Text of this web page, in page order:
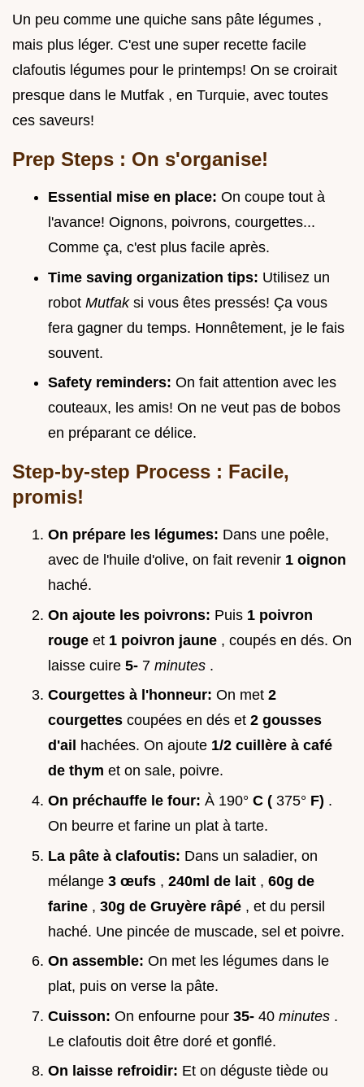
Un peu comme une quiche sans pâte légumes ,
mais plus léger. C'est une super recette facile
clafoutis légumes pour le printemps! On se croirait
presque dans le Mutfak , en Turquie, avec toutes
ces saveurs!
Prep Steps : On s'organise!
Essential mise en place: On coupe tout à
l'avance! Oignons, poivrons, courgettes...
Comme ça, c'est plus facile après.
Time saving organization tips: Utilisez un
robot Mutfak si vous êtes pressés! Ça vous
fera gagner du temps. Honnêtement, je le fais
souvent.
Safety reminders: On fait attention avec les
couteaux, les amis! On ne veut pas de bobos
en préparant ce délice.
Step-by-step Process : Facile,
promis!
On prépare les légumes: Dans une poêle,
avec de l'huile d'olive, on fait revenir 1 oignon
haché.
On ajoute les poivrons: Puis 1 poivron
rouge et 1 poivron jaune , coupés en dés. On
laisse cuire 5- 7 minutes .
Courgettes à l'honneur: On met 2
courgettes coupées en dés et 2 gousses
d'ail hachées. On ajoute 1/2 cuillère à café
de thym et on sale, poivre.
On préchauffe le four: À 190° C ( 375° F) .
On beurre et farine un plat à tarte.
La pâte à clafoutis: Dans un saladier, on
mélange 3 œufs , 240ml de lait , 60g de
farine , 30g de Gruyère râpé , et du persil
haché. Une pincée de muscade, sel et poivre.
On assemble: On met les légumes dans le
plat, puis on verse la pâte.
Cuisson: On enfourne pour 35- 40 minutes .
Le clafoutis doit être doré et gonflé.
On laisse refroidir: Et on déguste tiède ou